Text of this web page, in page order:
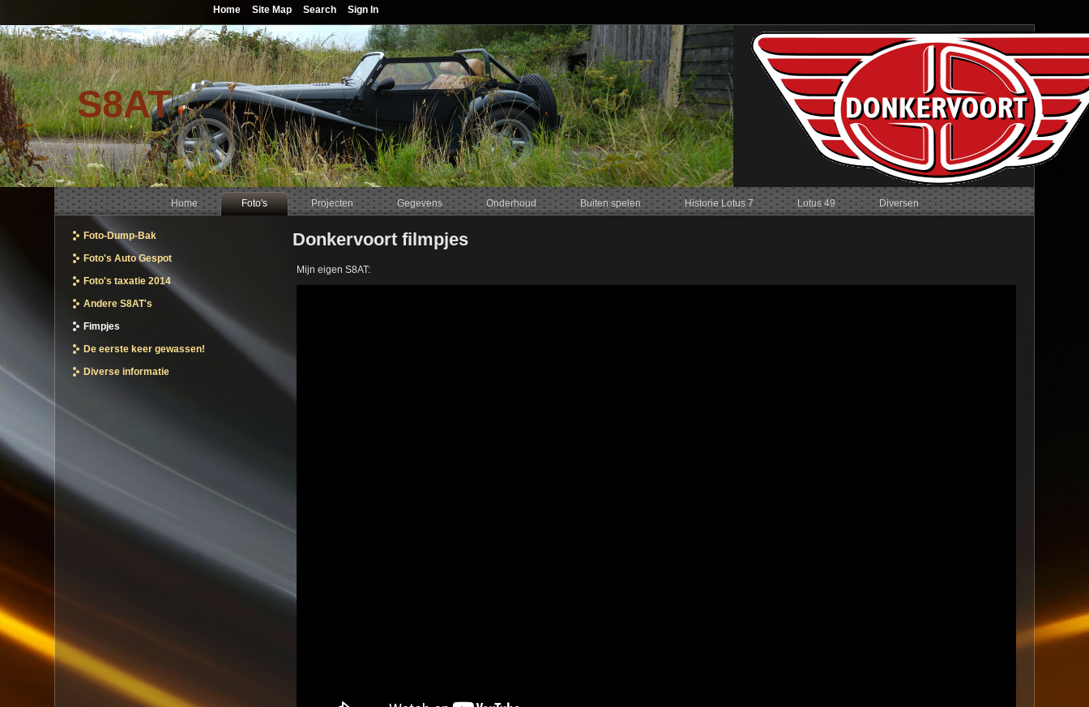
S8AT
Home Foto's Projecten Gegevens Onderhoud Buiten spelen Historie Lotus 7 Lotus 49 Diversen
Foto-Dump-Bak
Foto's Auto Gespot
Foto's taxatie 2014
Andere S8AT's
Fimpjes
De eerste keer gewassen!
Diverse informatie
Donkervoort filmpjes
Mijn eigen S8AT:
Home Site Map Search Sign In